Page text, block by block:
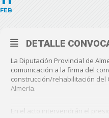
FEB
DETALLE
La Diputación Provincial de
comunicación a la firma del
construcción/rehabilitación del
Almería.
En el acto intervendrán el